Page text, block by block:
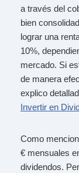
a través del
bien
lograr una
10%,
mercado. Si
de manera
explico
Invertir en
Como
€ mensuales
dividendos.